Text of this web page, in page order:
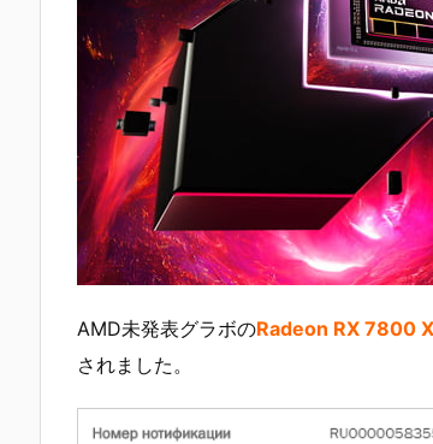
AMD未発表グラボのRadeon RX 7800
されました。